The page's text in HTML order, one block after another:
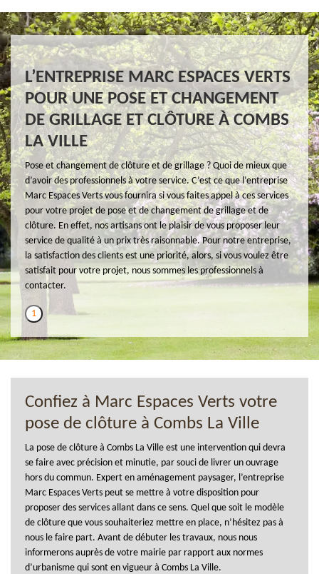
L’ENTREPRISE MARC ESPACES VERTS
POUR UNE POSE ET CHANGEMENT
DE GRILLAGE ET CLÔTURE À COMBS
LA VILLE
Pose et changement de clôture et de grillage ? Quoi de mieux que
d’avoir des professionnels à votre service. C’est ce que l’entreprise
Marc Espaces Verts vous fournira si vous faites appel à ces services
pour votre projet de pose et de changement de grillage et de
clôture. En effet, nos artisans ont le plaisir de vous proposer leur
service de qualité à un prix très raisonnable. Pour notre entreprise,
la satisfaction des clients est une priorité, alors, si vous voulez être
satisfait pour votre projet, nous sommes les professionnels à
contacter.
1
Confiez à Marc Espaces Verts votre
pose de clôture à Combs La Ville
La pose de clôture à Combs La Ville est une intervention qui devra
se faire avec précision et minutie, par souci de livrer un ouvrage
hors du commun. Expert en aménagement paysager, l’entreprise
Marc Espaces Verts peut se mettre à votre disposition pour
proposer des services allant dans ce sens. Quel que soit le modèle
de clôture que vous souhaiteriez mettre en place, n’hésitez pas à
nous le faire part. Avant de débuter les travaux, nous nous
informerons auprès de votre mairie par rapport aux normes
d’urbanisme qui sont en vigueur à Combs La Ville.